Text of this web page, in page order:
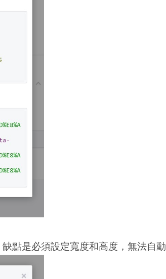
點是必須設定寬度和高度，無法自